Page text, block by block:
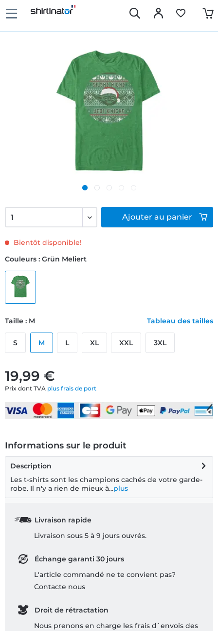
19,99 €
Prix dont TVA plus frais de port
Bientôt disponible!
Couleurs : Grün Meliert
Taille : M Tableau des tailles
S M L XL XXL 3XL
Ajouter au panier
Informations sur le produit
Description
Les t-shirts sont les champions cachés de votre garde-
robe. Il n'y a rien de mieux à...plus
Livraison rapide
Livraison sous 5 à 9 jours ouvrés.
Échange garanti 30 jours
L'article commandé ne te convient pas?
Contacte nous
Droit de rétractation
Nous prenons en charge les frais d`envois des